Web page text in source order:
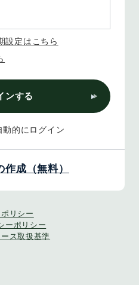
設定はこちら
ンする
動的にログイン
成（無料）
リシー
ーポリシー
ス取扱基準